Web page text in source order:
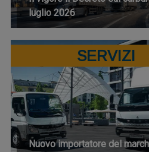
luglio 2026
SERVIZI
Nuovo importatore del